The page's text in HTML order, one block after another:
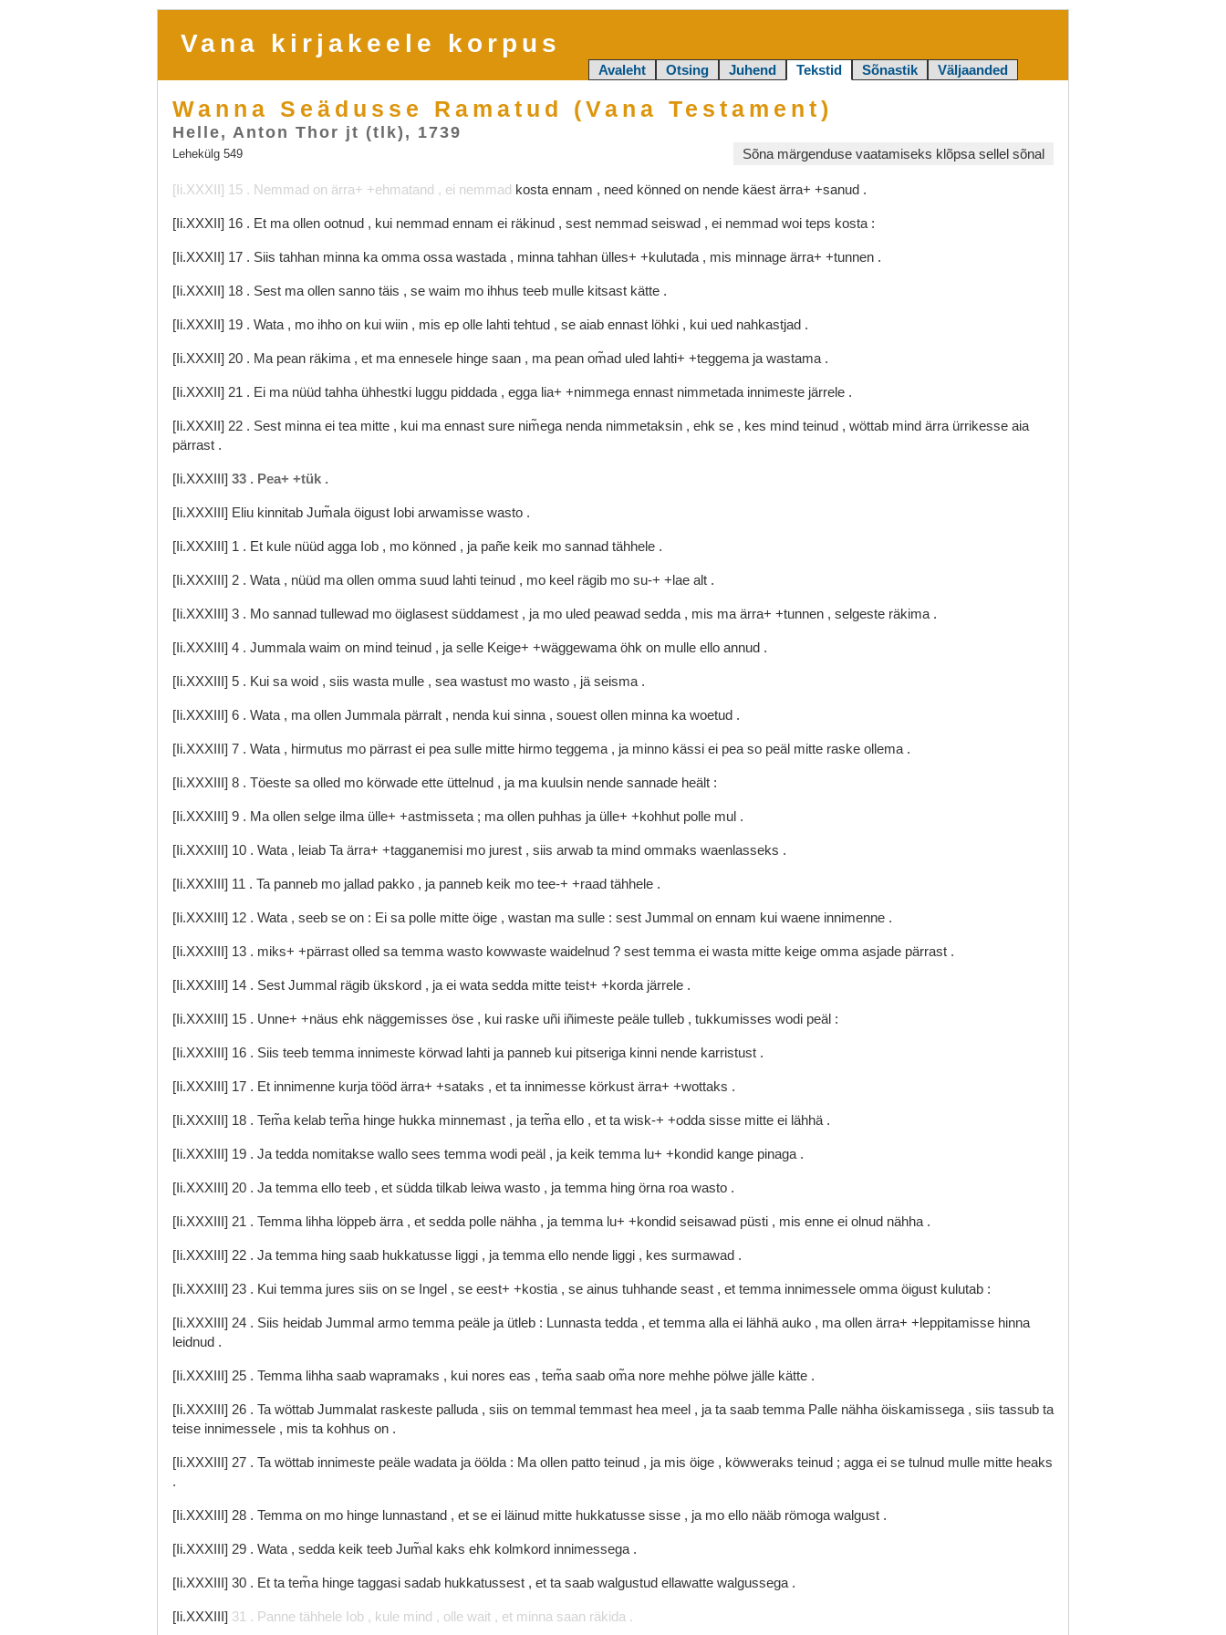
Vana kirjakeele korpus
Avaleht Otsing Juhend Tekstid Sõnastik Väljaanded
Wanna Seädusse Ramatud (Vana Testament)
Helle, Anton Thor jt (tlk), 1739
Lehekülg 549 Sõna märgenduse vaatamiseks klõpsa sellel sõnal
[Ii.XXXII] 15 . Nemmad on ärra+ +ehmatand , ei nemmad kosta ennam , need könned on nende käest ärra+ +sanud .
[Ii.XXXII] 16 . Et ma ollen ootnud , kui nemmad ennam ei räkinud , sest nemmad seiswad , ei nemmad woi teps kosta :
[Ii.XXXII] 17 . Siis tahhan minna ka omma ossa wastada , minna tahhan ülles+ +kulutada , mis minnage ärra+ +tunnen .
[Ii.XXXII] 18 . Sest ma ollen sanno täis , se waim mo ihhus teeb mulle kitsast kätte .
[Ii.XXXII] 19 . Wata , mo ihho on kui wiin , mis ep olle lahti tehtud , se aiab ennast löhki , kui ued nahkastjad .
[Ii.XXXII] 20 . Ma pean räkima , et ma ennesele hinge saan , ma pean om̃ad uled lahti+ +teggema ja wastama .
[Ii.XXXII] 21 . Ei ma nüüd tahha ühhestki luggu piddada , egga lia+ +nimmega ennast nimmetada innimeste järrele .
[Ii.XXXII] 22 . Sest minna ei tea mitte , kui ma ennast sure nim̃ega nenda nimmetaksin , ehk se , kes mind teinud , wöttab mind ärra ürrikesse aia
pärrast .
[Ii.XXXIII] 33 . Pea+ +tük .
[Ii.XXXIII] Eliu kinnitab Jum̃ala öigust Iobi arwamisse wasto .
[Ii.XXXIII] 1 . Et kule nüüd agga Iob , mo könned , ja pañe keik mo sannad tähhele .
[Ii.XXXIII] 2 . Wata , nüüd ma ollen omma suud lahti teinud , mo keel rägib mo su-+ +lae alt .
[Ii.XXXIII] 3 . Mo sannad tullewad mo öiglasest süddamest , ja mo uled peawad sedda , mis ma ärra+ +tunnen , selgeste räkima .
[Ii.XXXIII] 4 . Jummala waim on mind teinud , ja selle Keige+ +wäggewama öhk on mulle ello annud .
[Ii.XXXIII] 5 . Kui sa woid , siis wasta mulle , sea wastust mo wasto , jä seisma .
[Ii.XXXIII] 6 . Wata , ma ollen Jummala pärralt , nenda kui sinna , souest ollen minna ka woetud .
[Ii.XXXIII] 7 . Wata , hirmutus mo pärrast ei pea sulle mitte hirmo teggema , ja minno kässi ei pea so peäl mitte raske ollema .
[Ii.XXXIII] 8 . Töeste sa olled mo körwade ette üttelnud , ja ma kuulsin nende sannade heält :
[Ii.XXXIII] 9 . Ma ollen selge ilma ülle+ +astmisseta ; ma ollen puhhas ja ülle+ +kohhut polle mul .
[Ii.XXXIII] 10 . Wata , leiab Ta ärra+ +tagganemisi mo jurest , siis arwab ta mind ommaks waenlasseks .
[Ii.XXXIII] 11 . Ta panneb mo jallad pakko , ja panneb keik mo tee-+ +raad tähhele .
[Ii.XXXIII] 12 . Wata , seeb se on : Ei sa polle mitte öige , wastan ma sulle : sest Jummal on ennam kui waene innimenne .
[Ii.XXXIII] 13 . miks+ +pärrast olled sa temma wasto kowwaste waidelnud ? sest temma ei wasta mitte keige omma asjade pärrast .
[Ii.XXXIII] 14 . Sest Jummal rägib ükskord , ja ei wata sedda mitte teist+ +korda järrele .
[Ii.XXXIII] 15 . Unne+ +näus ehk näggemisses öse , kui raske uñi iñimeste peäle tulleb , tukkumisses wodi peäl :
[Ii.XXXIII] 16 . Siis teeb temma innimeste körwad lahti ja panneb kui pitseriga kinni nende karristust .
[Ii.XXXIII] 17 . Et innimenne kurja tööd ärra+ +sataks , et ta innimesse körkust ärra+ +wottaks .
[Ii.XXXIII] 18 . Tem̃a kelab tem̃a hinge hukka minnemast , ja tem̃a ello , et ta wisk-+ +odda sisse mitte ei lähhä .
[Ii.XXXIII] 19 . Ja tedda nomitakse wallo sees temma wodi peäl , ja keik temma lu+ +kondid kange pinaga .
[Ii.XXXIII] 20 . Ja temma ello teeb , et südda tilkab leiwa wasto , ja temma hing örna roa wasto .
[Ii.XXXIII] 21 . Temma lihha löppeb ärra , et sedda polle nähha , ja temma lu+ +kondid seisawad püsti , mis enne ei olnud nähha .
[Ii.XXXIII] 22 . Ja temma hing saab hukkatusse liggi , ja temma ello nende liggi , kes surmawad .
[Ii.XXXIII] 23 . Kui temma jures siis on se Ingel , se eest+ +kostia , se ainus tuhhande seast , et temma innimessele omma öigust kulutab :
[Ii.XXXIII] 24 . Siis heidab Jummal armo temma peäle ja ütleb : Lunnasta tedda , et temma alla ei lähhä auko , ma ollen ärra+ +leppitamisse hinna
leidnud .
[Ii.XXXIII] 25 . Temma lihha saab wapramaks , kui nores eas , tem̃a saab om̃a nore mehhe pölwe jälle kätte .
[Ii.XXXIII] 26 . Ta wöttab Jummalat raskeste palluda , siis on temmal temmast hea meel , ja ta saab temma Palle nähha öiskamissega , siis tassub ta
teise innimessele , mis ta kohhus on .
[Ii.XXXIII] 27 . Ta wöttab innimeste peäle wadata ja öölda : Ma ollen patto teinud , ja mis öige , köwweraks teinud ; agga ei se tulnud mulle mitte heaks
.
[Ii.XXXIII] 28 . Temma on mo hinge lunnastand , et se ei läinud mitte hukkatusse sisse , ja mo ello nääb römoga walgust .
[Ii.XXXIII] 29 . Wata , sedda keik teeb Jum̃al kaks ehk kolmkord innimessega .
[Ii.XXXIII] 30 . Et ta tem̃a hinge taggasi sadab hukkatussest , et ta saab walgustud ellawatte walgussega .
[Ii.XXXIII] 31 . Panne tähhele Iob , kule mind , olle wait , et minna saan räkida .